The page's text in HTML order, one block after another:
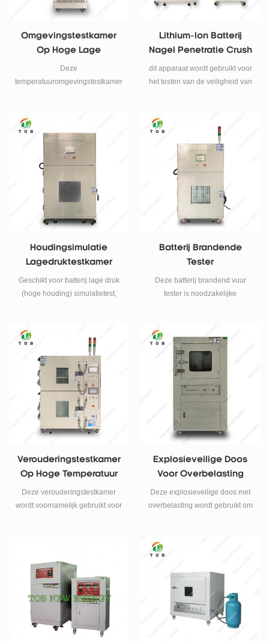
Omgevingstestkamer
Op Hoge Lage
Temperatuur
Deze
temperatuuromgevingstestkamer
producten, componenten en
andere materialen, hoge lage
temperatuurtest,
temperatuurverandering,
vochtige hitte, enz.
Lithium-Ion Batterij
Nagel Penetratie Crush
Tester
dit apparaat wordt gebruikt voor
het testen van de veiligheid van
Houdingsimulatie
Lagedruktestkamer
Voor Lithium-Ionbatterij
Geschikt voor batterij lage druk
(hoge houding) simulatietest,
Batterij Brandende
Tester
Brandtestapparatuur
Voor Lithium-Ioncel
Deze batterij brandend vuur
tester is noodzakelijke
kwaliteitsinspectie- en
controleafdelingen.
Verouderingstestkamer
Op Hoge Temperatuur
Voor Lithium-Ionbatterij
Deze verouderingstestkamer
wordt voornamelijk gebruikt voor
Explosieveilige Doos
Voor Overbelasting
Voor Lithium-Ionbatterij
Deze explosieveilige doos met
overbelasting wordt gebruikt om
testpersoneel bij overbelasting
en overontlading van de batterij
te voorkomen.